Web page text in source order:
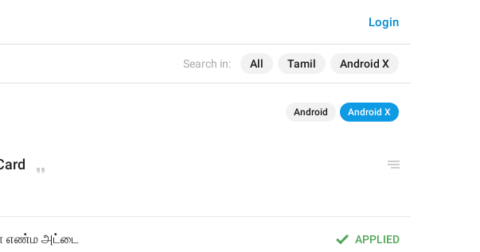
Search in: All Tamil Android X
Login
Android Android X
APPLIED
எண்ம அட்டை